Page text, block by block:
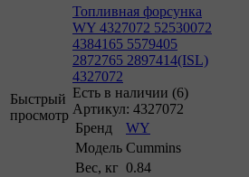
Быстрый
просмотр
Топливная форсунка
WY 4327072 52530072
4384165 5579405
2872765 2897414(ISL)
4327072
Есть в наличии (6)
Артикул: 4327072
Бренд
WY
Модель Cummins
Вес, кг 0.84